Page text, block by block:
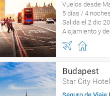
Vuelos desde
5 días / 4 noches
Salida el 2 dic
Alojamiento y
Budapest
Star City Hotel